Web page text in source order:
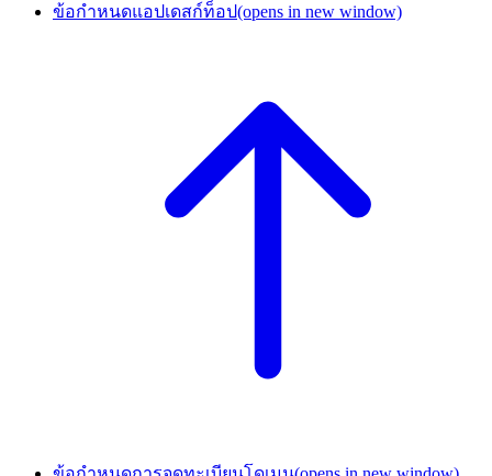
ข้อกำหนดแอปเดสก์ท็อป(opens in new window)